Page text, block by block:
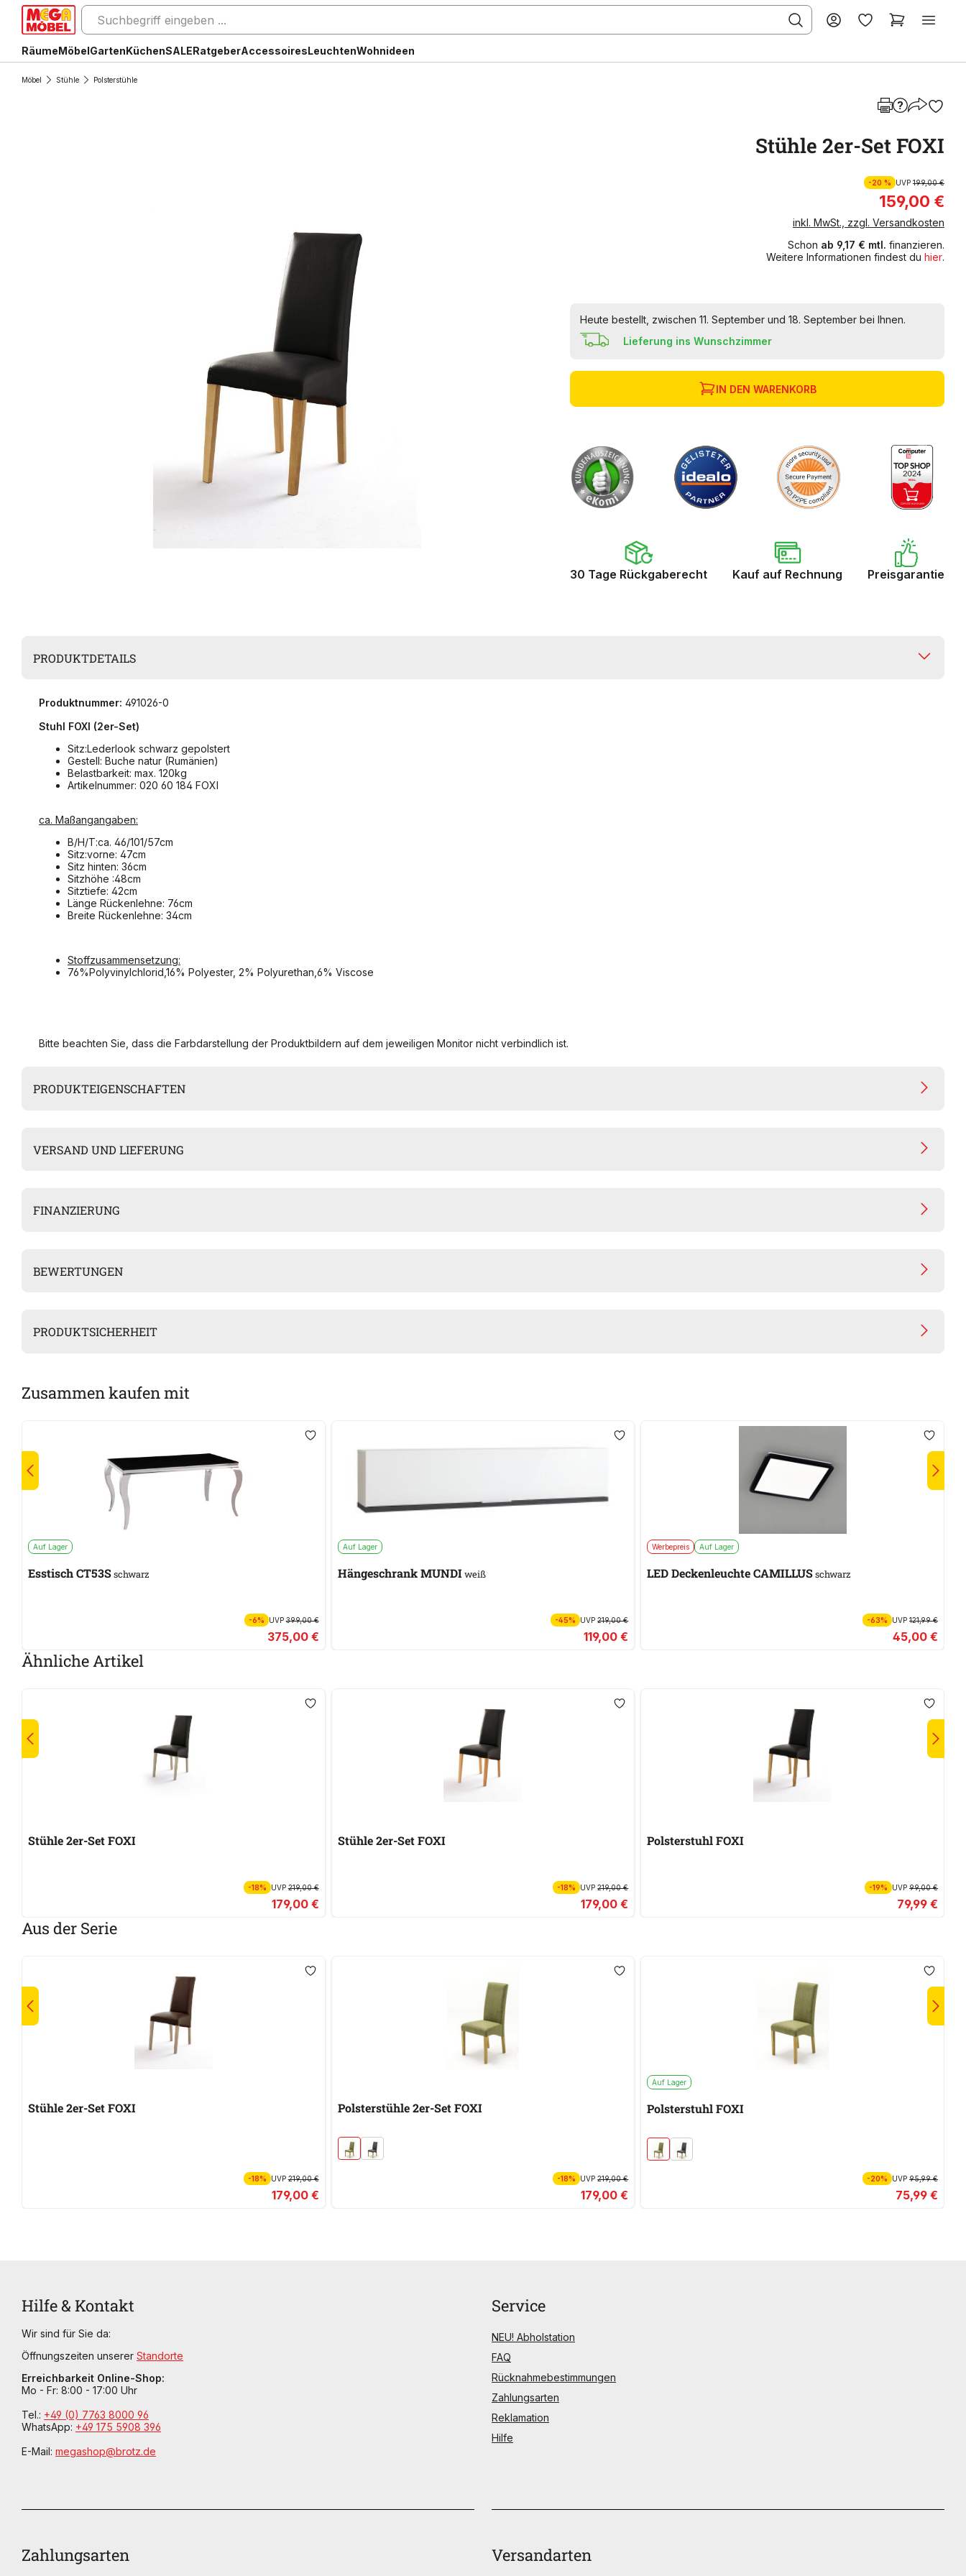
RäumeMöbelGartenKüchenSALERatgeberAccessoiresLeuchtenWohnideen
Möbel Stühle Polsterstühle
Stühle 2er-Set FOXI
-20 % UVP 199,00 €
159,00 €
inkl. MwSt., zzgl. Versandkosten
Schon ab 9,17 € mtl. finanzieren.
Weitere Informationen findest du hier.
Heute bestellt, zwischen 11. September und 18. September bei Ihnen.
Lieferung ins Wunschzimmer
IN DEN WARENKORB
30 Tage Rückgaberecht Kauf auf Rechnung Preisgarantie
PRODUKTDETAILS
Produktnummer: 491026-0
Stuhl FOXI (2er-Set)
Sitz:Lederlook schwarz gepolstert
Gestell: Buche natur (Rumänien)
Belastbarkeit: max. 120kg
Artikelnummer: 020 60 184 FOXI
ca. Maßangangaben:
B/H/T:ca. 46/101/57cm
Sitz:vorne: 47cm
Sitz hinten: 36cm
Sitzhöhe :48cm
Sitztiefe: 42cm
Länge Rückenlehne: 76cm
Breite Rückenlehne: 34cm
Stoffzusammensetzung:
76%Polyvinylchlorid,16% Polyester, 2% Polyurethan,6% Viscose
Bitte beachten Sie, dass die Farbdarstellung der Produktbildern auf dem jeweiligen Monitor nicht verbindlich ist.
PRODUKTEIGENSCHAFTEN
VERSAND UND LIEFERUNG
FINANZIERUNG
BEWERTUNGEN
PRODUKTSICHERHEIT
Zusammen kaufen mit
Auf Lager
Esstisch CT53Sschwarz
-6% UVP399,00 €
375,00 €
Auf Lager
Hängeschrank MUNDIweiß
-45% UVP219,00 €
119,00 €
Werbepreis Auf Lager
LED Deckenleuchte CAMILLUSschwarz
-63% UVP 121,99 €
45,00 €
Ähnliche Artikel
Stühle 2er-Set FOXI
-18% UVP219,00 €
179,00 €
Stühle 2er-Set FOXI
-18% UVP219,00 €
179,00 €
Polsterstuhl FOXI
-19% UVP 99,00 €
79,99 €
Aus der Serie
Stühle 2er-Set FOXI
-18% UVP219,00 €
179,00 €
Polsterstühle 2er-Set FOXI
-18% UVP219,00 €
179,00 €
Auf Lager
Polsterstuhl FOXI
-20% UVP 95,99 €
75,99 €
Hilfe & Kontakt
Wir sind für Sie da:
Öffnungszeiten unserer Standorte
Erreichbarkeit Online-Shop:
Mo - Fr: 8:00 - 17:00 Uhr
Tel.: +49 (0) 7763 8000 96
WhatsApp: +49 175 5908 396
E-Mail: megashop@brotz.de
Zahlungsarten Versandarten
Service
NEU! Abholstation
FAQ
Rücknahmebestimmungen
Zahlungsarten
Reklamation
Hilfe